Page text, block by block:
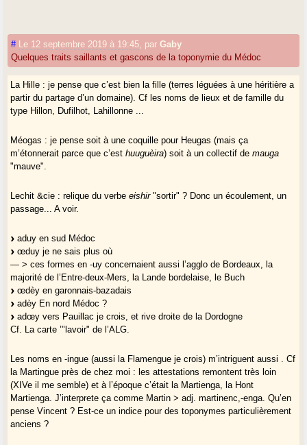
# Le 12 septembre 2019 à 19:45 parGaby
Quelques traits saillants et gascons de la toponymie du Médoc
La Hille : je pense que c’est bien la fille (terres léguées à une héritière a
partir du partage d’un domaine). Cf les noms de lieux et de famille du
type Hillon, Dufilhot, Lahillonne ...
Méogas : je pense soit à une coquille pour Heugas (mais ça
m’étonnerait parce que c’esthuuguèira) soit à un collectif demauga
"mauve".
Lechit &cie : relique du verbeeishir"sortir" ? Donc un écoulement, un
passage... A voir.
aduy en sud Médoc
œduy je ne sais plus où
— > ces formes en -uy concernaient aussi l’agglo de Bordeaux, la
majorité de l’Entre-deux-Mers, la Lande bordelaise, le Buch
œdèy en garonnais-bazadais
adèy En nord Médoc ?
adœy vers Pauillac je crois, et rive droite de la Dordogne
Cf. La carte ’"lavoir" de l’ALG.
Les noms en -ingue (aussi la Flamengue je crois) m’intriguent aussi . Cf
la Martingue près de chez moi : les attestations remontent très loin
(XIVe il me semble) et à l’époque c’était la Martienga, la Hont
Martienga. J’interprete ça comme Martin > adj. martinenc,-enga. Qu’en
pense Vincent ? Est-ce un indice pour des toponymes particulièrement
anciens ?